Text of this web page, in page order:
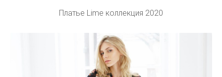
Платье Lime коллекция 2020